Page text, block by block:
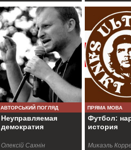
АВТОРСЬКИЙ ПОГЛЯД
Неуправляемая
демократия
Олексій Сахнін
ПРЯМА МОВА
Футбол:
история
Микаэль